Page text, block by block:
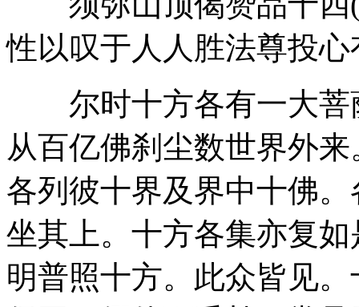
性以叹于人人胜法尊投心
尔时十方各有一大菩
从百亿佛刹尘数世界外
各列彼十界及界中十佛
坐其上。十方各集亦复
明普照十方。此众皆见